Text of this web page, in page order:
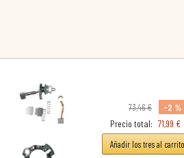
73,46 €
-2 %
Precio total: 71,99 €
Añadir los tres al carrito